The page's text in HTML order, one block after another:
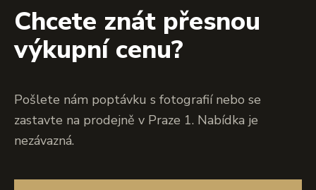
Chcete znát přesnou
výkupní cenu?
Pošlete nám poptávku s fotografií nebo se
zastavte na prodejně v Praze 1. Nabídka je
nezávazná.